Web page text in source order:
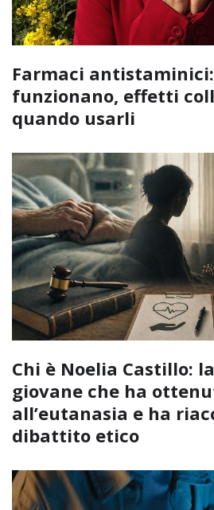
Farmaci
funzionano, effetti
quando usarli
Chi è Noelia Castillo:
giovane che ha
all’eutanasia e ha
dibattito etico